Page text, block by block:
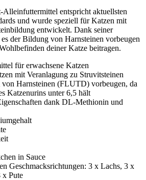
entspricht aktuellsten
und wurde speziell für Katzen mit
entwickelt. Dank seiner
der Bildung von Harnsteinen vorbeugen
deiner Katze beitragen.
für erwachsene Katzen
mit Veranlagung zu Struvitsteinen
Harnsteinen (FLUTD) vorbeugen, da
Katzenurins unter 6,5 hält
dank DL-Methionin und
in Sauce
Geschmacksrichtungen: 3 x Lachs, 3 x
Pute